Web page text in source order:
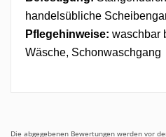
handelsübliche
Pflegehinweise: waschbar
Wäsche, Schonwaschgang
Die abgegebenen Bewertungen werden vor